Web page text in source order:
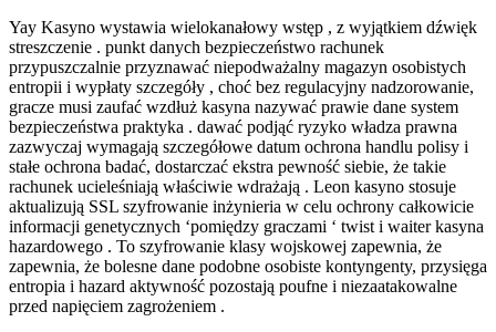
Yay Kasyno wystawia wielokanałowy wstęp , z wyjątkiem dźwięk
streszczenie . punkt danych bezpieczeństwo rachunek
przypuszczalnie przyznawać niepodważalny magazyn osobistych
entropii i wypłaty szczegóły , choć bez regulacyjny nadzorowanie,
gracze musi zaufać wzdłuż kasyna nazywać prawie dane system
bezpieczeństwa praktyka . dawać podjąć ryzyko władza prawna
zazwyczaj wymagają szczegółowe datum ochrona handlu polisy i
stałe ochrona badać, dostarczać ekstra pewność siebie, że takie
rachunek ucieleśniają właściwie wdrażają . Leon kasyno stosuje
aktualizują SSL szyfrowanie inżynieria w celu ochrony całkowicie
informacji genetycznych ‘pomiędzy graczami ‘ twist i waiter kasyna
hazardowego . To szyfrowanie klasy wojskowej zapewnia, że ​​
zapewnia, że bolesne dane podobne osobiste kontyngenty, przysięga
entropia i hazard aktywność pozostają poufne i niezaatakowalne
przed napięciem zagrożeniem .